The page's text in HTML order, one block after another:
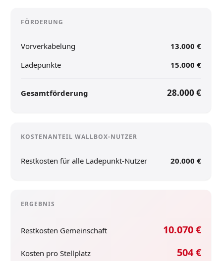
FÖRDERUNG
Vorverkabelung
13.000 €
Ladepunkte
15.000 €
Gesamtförderung 28.000 €
KOSTENANTEIL WALLBOX-NUTZER
Restkosten für alle Ladepunkt-Nutzer 20.000 €
ERGEBNIS
Restkosten Gemeinschaft 10.070 €
Kosten pro Stellplatz 504 €